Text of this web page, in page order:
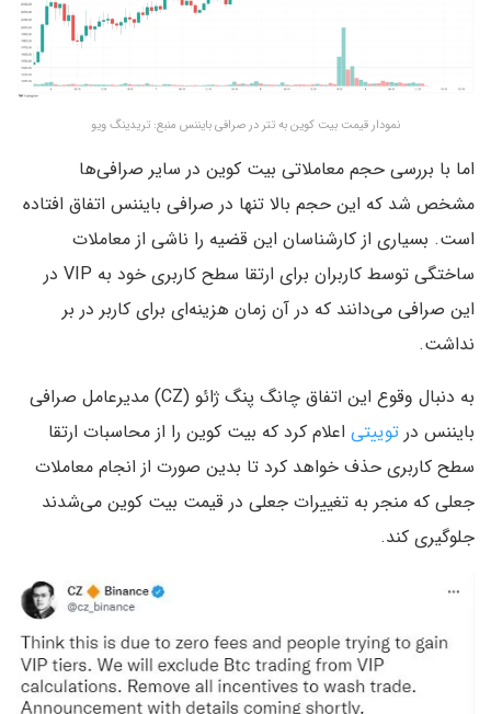
نمودار قیمت بیت کوین به تتر در صرافی بایننس منبع: تریدینگ ویو
اما با بررسی حجم معاملاتی بیت کوین در سایر صرافی‌ها
مشخص شد که این حجم بالا تنها در صرافی بایننس اتفاق افتاده
است. بسیاری از کارشناسان این قضیه را ناشی از معاملات
ساختگی توسط کاربران برای ارتقا سطح کاربری خود به VIP در
این صرافی می‌دانند که در آن زمان هزینه‌ای برای کاربر در بر
نداشت.
به دنبال وقوع این اتفاق چانگ پنگ ژائو (CZ) مدیرعامل صرافی
بایننس در توییتی اعلام کرد که بیت کوین را از محاسبات ارتقا
سطح کاربری حذف خواهد کرد تا بدین صورت از انجام معاملات
جعلی که منجر به تغییرات جعلی در قیمت بیت کوین می‌شدند
جلوگیری کند.